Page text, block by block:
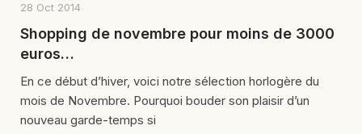
28 Oct 2014
Shopping de novembre pour moins de 3000
euros…
En ce début d’hiver, voici notre sélection horlogère du
mois de Novembre. Pourquoi bouder son plaisir d’un
nouveau garde-temps si